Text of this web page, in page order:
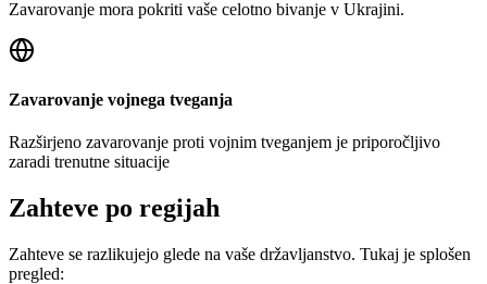
Zavarovanje mora pokriti vaše celotno bivanje v Ukrajini.
Zavarovanje vojnega tveganja
Razširjeno zavarovanje proti vojnim tveganjem je priporočljivo
zaradi trenutne situacije
Zahteve po regijah
Zahteve se razlikujejo glede na vaše državljanstvo. Tukaj je splošen
pregled: